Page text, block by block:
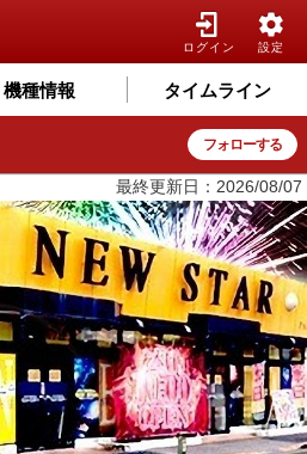
ログイン 設定
機種情報 タイムライン
フォローする
最終更新日：2026/08/07